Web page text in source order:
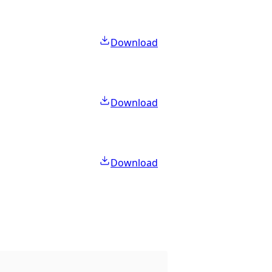
Download
Download
Download